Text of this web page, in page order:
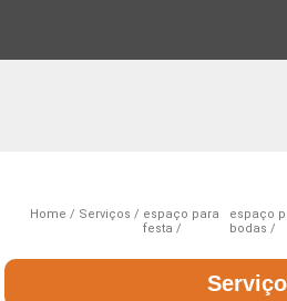
Home Serviços
espaço para
festa
espaço
bodas